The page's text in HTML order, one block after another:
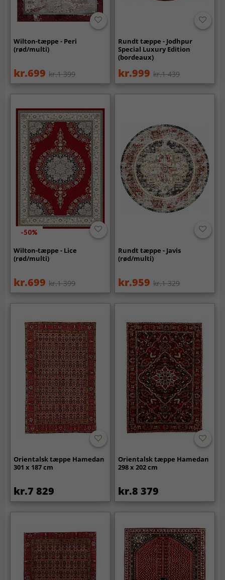
Wilton-tæppe - Peri
(rød/multi)
kr.699 kr.1 399
Rundt tæppe - Jodhpur
Special Luxury Edition
(bordeaux)
kr.999 kr.1 439
-50%
Wilton-tæppe - Lice
(rød/multi)
kr.699 kr.1 399
Rundt tæppe - Javis
(rød/multi)
kr.959 kr.1 329
Orientalsk tæppe Hamedan
301 x 187 cm
kr.7 829
Orientalsk tæppe Hamedan
298 x 202 cm
kr.8 379